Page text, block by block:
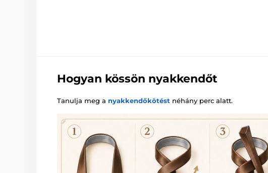
Hogyan kössön nyakkendőt
Tanulja meg a nyakkendőkötést néhány perc alatt.